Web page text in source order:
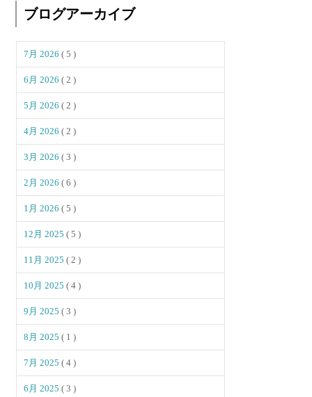
ブログアーカイブ
7月 2026( 5 )
6月 2026( 2 )
5月 2026( 2 )
4月 2026( 2 )
3月 2026( 3 )
2月 2026( 6 )
1月 2026( 5 )
12月 2025( 5 )
11月 2025( 2 )
10月 2025( 4 )
9月 2025( 3 )
8月 2025( 1 )
7月 2025( 4 )
6月 2025( 3 )